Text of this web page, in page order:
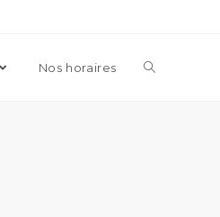
Nos horaires